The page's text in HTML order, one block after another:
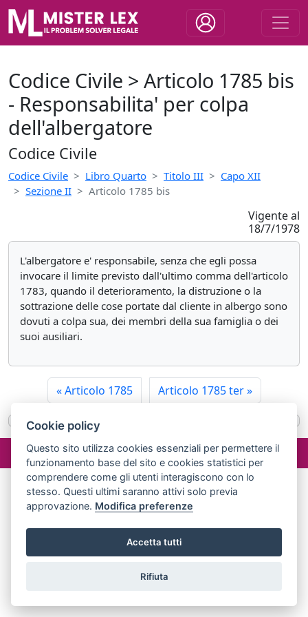
Codice Civile > Articolo 1785 bis
- Responsabilita' per colpa
dell'albergatore
Codice Civile
Codice Civile Libro Quarto Titolo III
Capo XII
Sezione II
Articolo 1785 bis
Vigente al
18/7/1978
L'albergatore e' responsabile, senza che egli possa
invocare il limite previsto dall'ultimo comma dell'articolo
1783, quando il deterioramento, la distruzione o la
sottrazione delle cose portate dal cliente in albergo sono
dovuti a colpa sua, dei membri della sua famiglia o dei
suoi ausiliari.
«Articolo 1785 Articolo 1785 ter»
©2024 misterlex.it - redazione@misterlex.it-Privacy- P.I.
02029690472
Cookie policy
Questo sito utilizza cookies essenziali per permettere il
funzionamento base del sito e cookies statistici per
comprendere come gli utenti interagiscono con lo
stesso. Questi ultimi saranno attivi solo previa
approvazione. Modifica preferenze
Accetta tutti
Rifiuta